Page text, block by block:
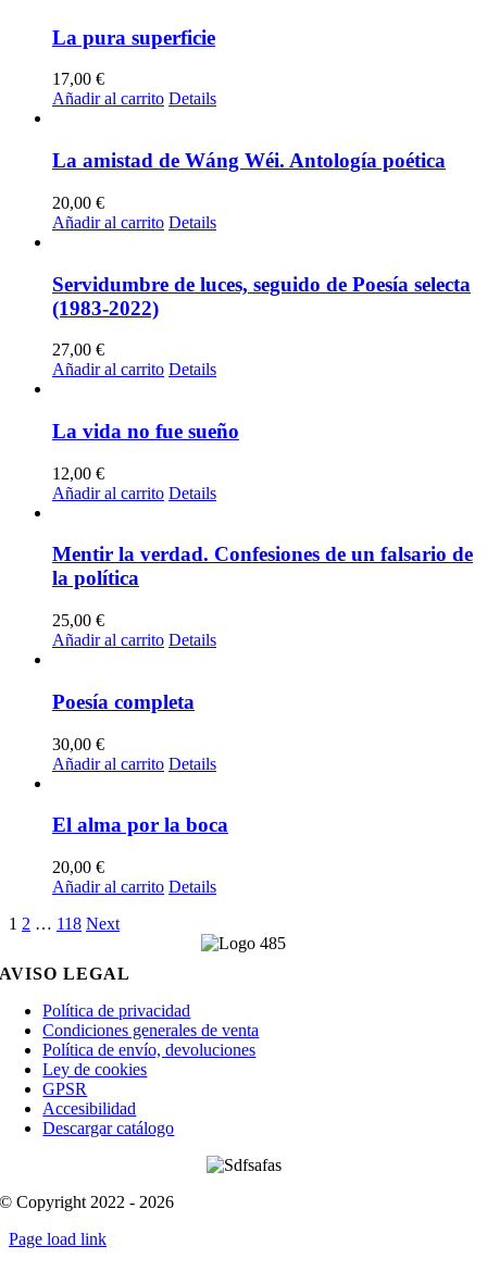
La pura superficie
17,00 €
Añadir al carrito Details
La amistad de Wáng Wéi. Antología poética
20,00 €
Añadir al carrito Details
Servidumbre de luces, seguido de Poesía selecta
(1983-2022)
27,00 €
Añadir al carrito Details
La vida no fue sueño
12,00 €
Añadir al carrito Details
Mentir la verdad. Confesiones de un falsario de
la política
25,00 €
Añadir al carrito Details
Poesía completa
30,00 €
Añadir al carrito Details
El alma por la boca
20,00 €
Añadir al carrito Details
1 2 … 118 Next
AVISO LEGAL
Política de privacidad
Condiciones generales de venta
Política de envío, devoluciones
Ley de cookies
GPSR
Accesibilidad
Descargar catálogo
© Copyright 2022 - 2026
Page load link